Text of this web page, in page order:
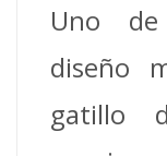
Uno
diseño
gatillo